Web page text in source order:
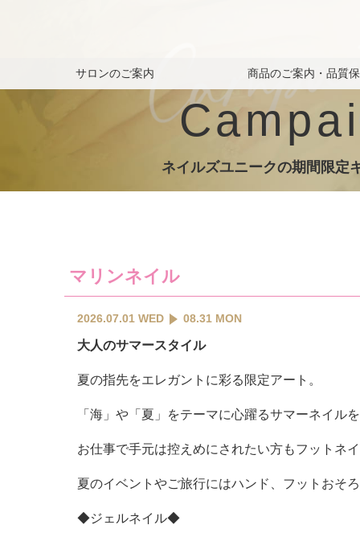
サロンのご案内 商品のご案内・品質
ネイルズユニークの期間限定
マリンネイル
2026.07.01 WED 08.31 MON
大人のサマースタイル
夏の指先をエレガントに彩る限定アート。
「海」や「夏」をテーマに心躍るサマーネイル
お仕事で手元は控えめにされたい方もフットネ
夏のイベントやご旅行にはハンド、フットおそ
◆ジェルネイル◆